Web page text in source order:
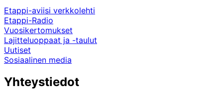
Etappi-aviisi verkkolehti
Etappi-Radio
Vuosikertomukset
Lajitteluoppaat ja -taulut
Uutiset
Sosiaalinen media
Yhteystiedot